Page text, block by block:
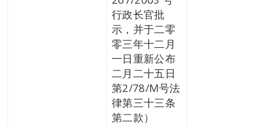
行政长官批
示，并于二零
零三年十二月
一日重新公布
二月二十五日
第2/78/M号法
律第三十三条
第二款）